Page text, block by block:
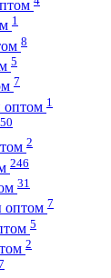
1
8
5
7
оптом 1
50
2
246
31
оптом 7
5
2